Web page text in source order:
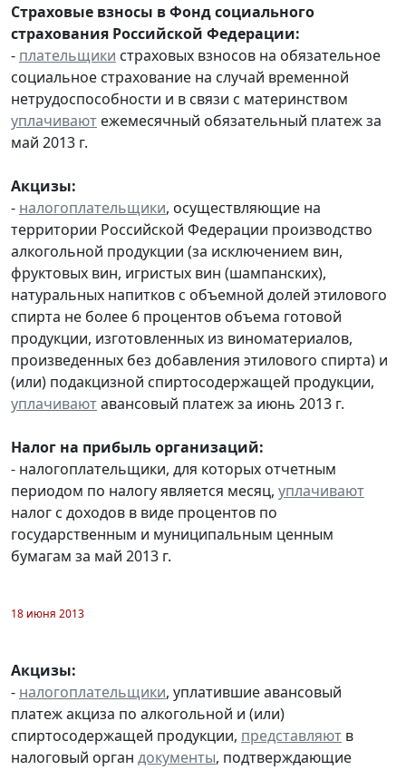
Страховые взносы в Фонд социального
страхования Российской Федерации:
- плательщики страховых взносов на обязательное
социальное страхование на случай временной
нетрудоспособности и в связи с материнством
уплачивают ежемесячный обязательный платеж за
май 2013 г.
Акцизы:
- налогоплательщики, осуществляющие на
территории Российской Федерации производство
алкогольной продукции (за исключением вин,
фруктовых вин, игристых вин (шампанских),
натуральных напитков с объемной долей этилового
спирта не более 6 процентов объема готовой
продукции, изготовленных из виноматериалов,
произведенных без добавления этилового спирта) и
(или) подакцизной спиртосодержащей продукции,
уплачиваютавансовый платеж за июнь 2013 г.
Налог на прибыль организаций:
- налогоплательщики, для которых отчетным
периодом по налогу является месяц, уплачивают
налог с доходов в виде процентов по
государственным и муниципальным ценным
бумагам за май 2013 г.
18 июня 2013
Акцизы:
- налогоплательщики, уплатившие авансовый
платеж акциза по алкогольной и (или)
спиртосодержащей продукции, представляют в
налоговый орган документы, подтверждающие